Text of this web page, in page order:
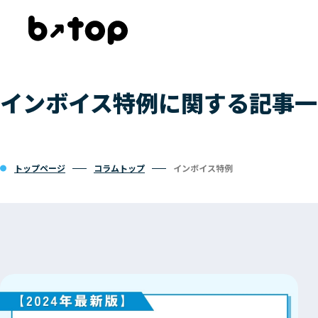
インボイス特例に関する記事
トップページ コラムトップ インボイス特例